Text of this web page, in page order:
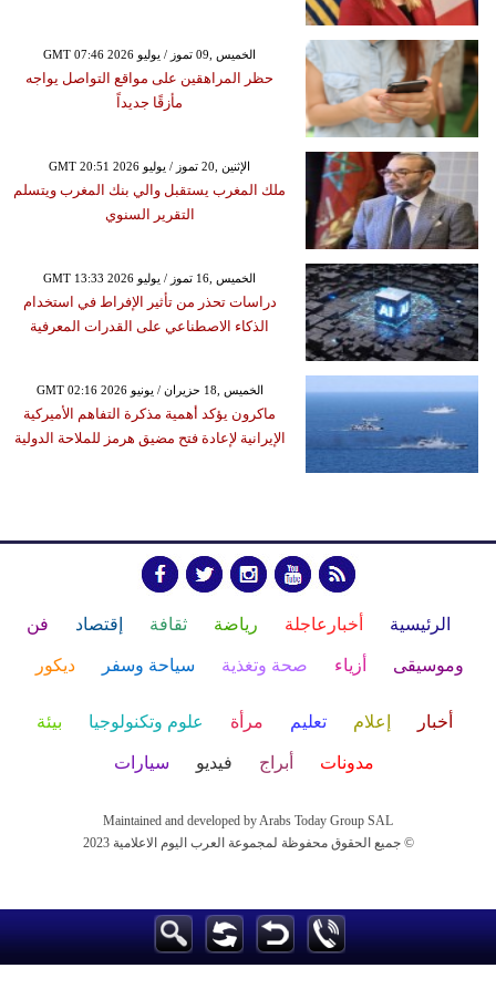
GMT 07:46 2026 الخميس ,09 تموز / يوليو
حظر المراهقين على مواقع التواصل يواجه
مأزقًا جديداً
GMT 20:51 2026 الإثنين ,20 تموز / يوليو
ملك المغرب يستقبل والي بنك المغرب ويتسلم
التقرير السنوي
GMT 13:33 2026 الخميس ,16 تموز / يوليو
دراسات تحذر من تأثير الإفراط في استخدام
الذكاء الاصطناعي على القدرات المعرفية
GMT 02:16 2026 الخميس ,18 حزيران / يونيو
ماكرون يؤكد أهمية مذكرة التفاهم الأميركية
الإيرانية لإعادة فتح مضيق هرمز للملاحة الدولية
الرئيسية أخبارعاجلة رياضة ثقافة إقتصاد فن
وموسيقى أزياء صحة وتغذية سياحة وسفر ديكور
أخبار إعلام تعليم مرأة علوم وتكنولوجيا بيئة
مدونات أبراج فيديو سيارات
Maintained and developed by Arabs Today Group SAL
جميع الحقوق محفوظة لمجموعة العرب اليوم الاعلامية 2023 ©